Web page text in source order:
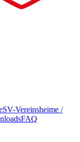
SV-Vereinsheime /
FAQ